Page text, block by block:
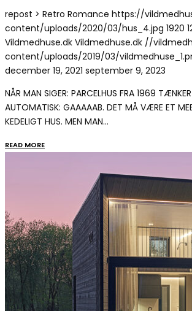
repost > Retro Romance https://
content/uploads/2020/03/hus_4.jpg 1920
Vildmedhuse.dk Vildmedhuse.dk //
content/uploads/2019/03/
december 19, 2021 september 9, 2023
NÅR MAN SIGER: PARCELHUS FRA 1969 TÆNKER
AUTOMATISK: GAAAAAB. DET MÅ VÆRE ET
KEDELIGT HUS. MEN MAN…
READ MORE